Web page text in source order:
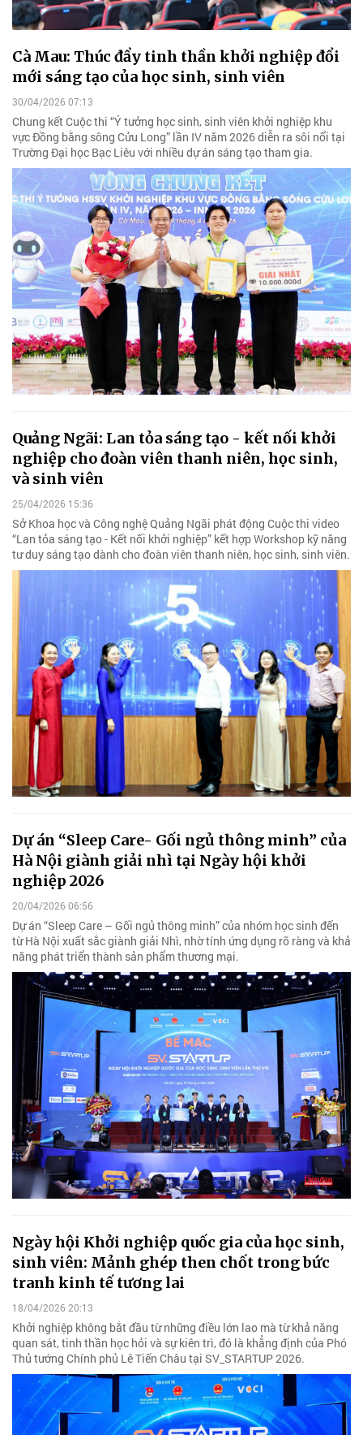
Cà Mau: Thúc đẩy tinh thần khởi nghiệp đổi
mới sáng tạo của học sinh, sinh viên
30/04/2026 07:13
Chung kết Cuộc thi “Ý tưởng học sinh, sinh viên khởi nghiệp khu
vực Đồng bằng sông Cửu Long” lần IV năm 2026 diễn ra sôi nổi tại
Trường Đại học Bạc Liêu với nhiều dự án sáng tạo tham gia.
Quảng Ngãi: Lan tỏa sáng tạo - kết nối khởi
nghiệp cho đoàn viên thanh niên, học sinh,
và sinh viên
25/04/2026 15:36
Sở Khoa học và Công nghệ Quảng Ngãi phát động Cuộc thi video
“Lan tỏa sáng tạo - Kết nối khởi nghiệp” kết hợp Workshop kỹ năng
tư duy sáng tạo dành cho đoàn viên thanh niên, học sinh, sinh viên.
Dự án “Sleep Care- Gối ngủ thông minh” của
Hà Nội giành giải nhì tại Ngày hội khởi
nghiệp 2026
20/04/2026 06:56
Dự án “Sleep Care – Gối ngủ thông minh” của nhóm học sinh đến
từ Hà Nội xuất sắc giành giải Nhì, nhờ tính ứng dụng rõ ràng và khả
năng phát triển thành sản phẩm thương mại.
Ngày hội Khởi nghiệp quốc gia của học sinh,
sinh viên: Mảnh ghép then chốt trong bức
tranh kinh tế tương lai
18/04/2026 20:13
Khởi nghiệp không bắt đầu từ những điều lớn lao mà từ khả năng
quan sát, tinh thần học hỏi và sự kiên trì, đó là khẳng định của Phó
Thủ tướng Chính phủ Lê Tiến Châu tại SV_STARTUP 2026.